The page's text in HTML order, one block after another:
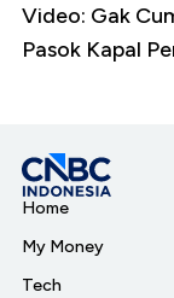
Video: Gak
Pasok Kapal
Home
My Money
Tech